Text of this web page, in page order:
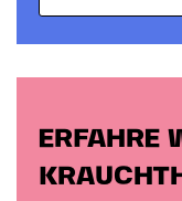
ERFAHRE